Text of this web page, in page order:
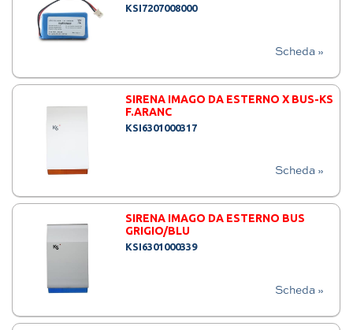
KSI7207008000
Scheda »
SIRENA IMAGO DA ESTERNO X BUS-KS
F.ARANC
KSI6301000317
Scheda »
SIRENA IMAGO DA ESTERNO BUS
GRIGIO/BLU
KSI6301000339
Scheda »